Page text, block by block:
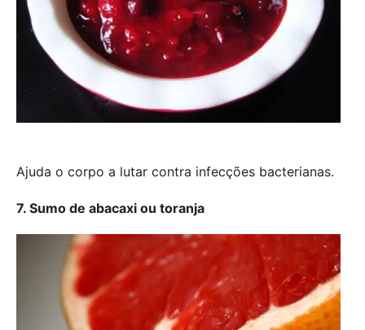
Ajuda o corpo a lutar contra infecções bacterianas.
7. Sumo de abacaxi ou toranja